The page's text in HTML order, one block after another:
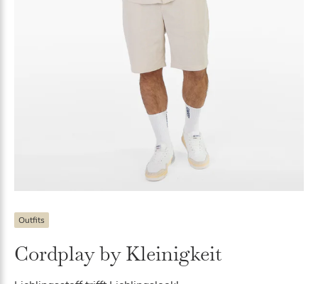
Outfits
Cordplay by Kleinigkeit